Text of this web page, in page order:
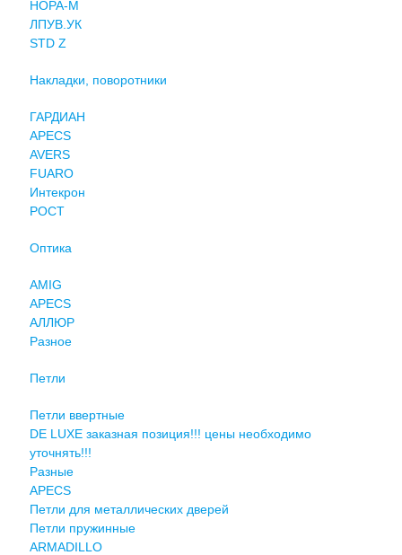
НОРА-М
ЛПУВ.УК
STD Z
Накладки, поворотники
ГАРДИАН
APECS
AVERS
FUARO
Интекрон
РОСТ
Оптика
AMIG
APECS
АЛЛЮР
Разное
Петли
Петли ввертные
DE LUXE заказная позиция!!! цены необходимо
уточнять!!!
Разные
APECS
Петли для металлических дверей
Петли пружинные
ARMADILLO